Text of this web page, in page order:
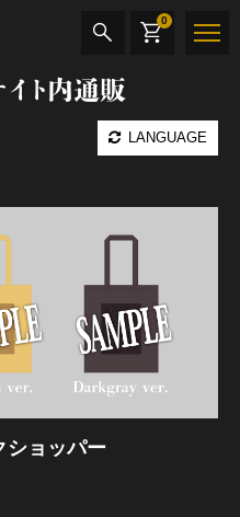
ト内通販
LANGUAGE
0
その他
出陣 極
ショッパー